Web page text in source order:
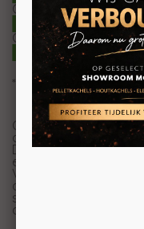
GARBIN IDRO 35 |
GARBIN IDRO 35 ACS*
* ACS = interne
Garbin Idro is een
ondiepe pelletkachel
Dankzij zijn geringe
elk interieur.
Verkrijgbaar met
de versie met
structuur en gres
afwerkingen.